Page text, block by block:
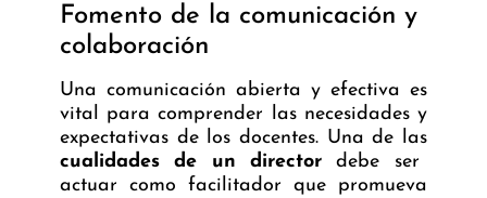
Fomento de la comunicación y
colaboración
Una comunicación abierta y efectiva es
vital para comprender las necesidades y
expectativas de los docentes. Una de las
cualidades de un director debe ser
actuar como facilitador que promueva